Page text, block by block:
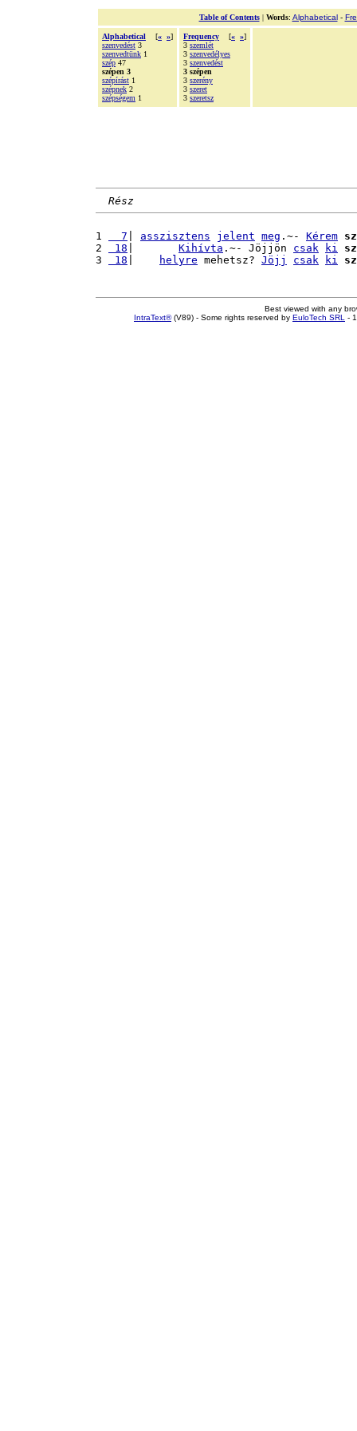
Table of Contents| Words: Alphabetical-
Alphabetical [« »]
szenvedést 3
szenvedtünk 1
szép 47
szépen 3
szépírást 1
szépnek 2
szépségem 1
Frequency [« »]
3 szemlét
3 szenvedélyes
3 szenvedést
3 szépen
3 szerény
3 szeret
3 szeretsz
Rész
1
  7
asszisztens jelent meg .~- Kérem
2
18 Kihívta .~- Jöjjön csak ki
3
18 helyre mehetsz? Jöjj csak ki
Best viewed with any
IntraText®(V89) - Some rights reserved by EuloTech SRL -